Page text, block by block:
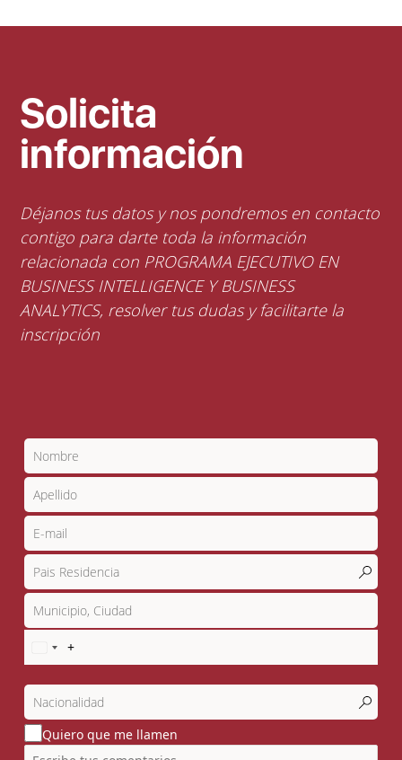
Solicita
información
Déjanos tus datos y nos pondremos en contacto
contigo para darte toda la información
relacionada con PROGRAMA EJECUTIVO EN
BUSINESS INTELLIGENCE Y BUSINESS
ANALYTICS, resolver tus dudas y facilitarte la
inscripción
Quiero que me llamen